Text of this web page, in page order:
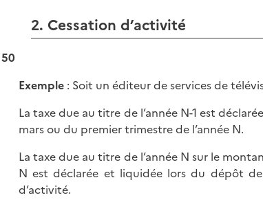
2. Cessation d’activité
50
Exemple: Soit un éditeur de services de
La taxe due au titre de l’année N-1 est
mars ou du premier trimestre de l’année N.
La taxe due au titre de l’année N sur le
N est déclarée et liquidée lors du dépôt
d’activité.